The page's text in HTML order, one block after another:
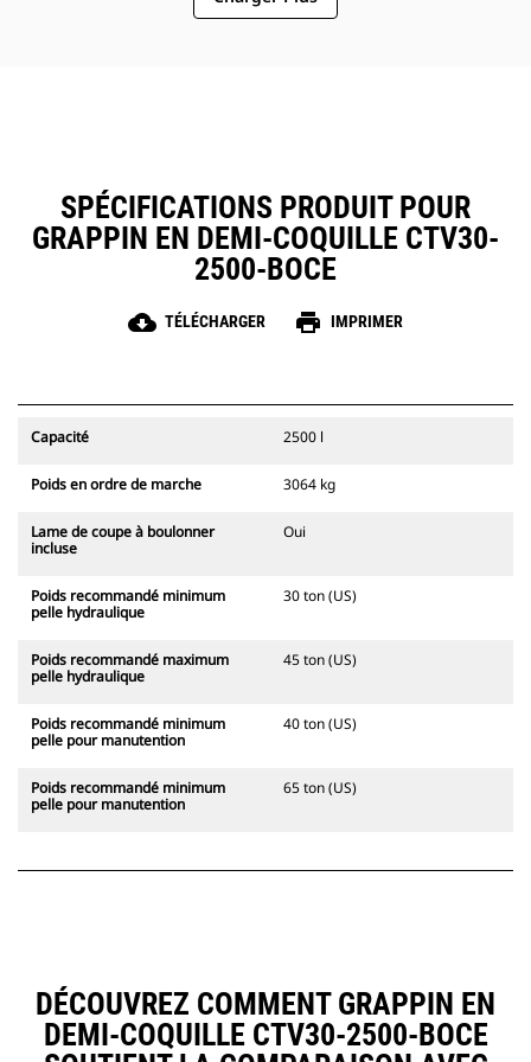
l'efficacité de la machine et du
pour terminer la tâche sans avoir
Les lames de coupe à boulonner
SPÉCIFICATIONS PRODUIT POUR
GRAPPIN EN DEMI-COQUILLE CTV30-
2500-BOCE
cloud_download TÉLÉCHARGER print IMPRIMER
Capacité 2500 l
Poids en ordre de marche 3064 kg
Lame de coupe à boulonner
incluse
Oui
Poids recommandé minimum
pelle hydraulique
30 ton (US)
Poids recommandé maximum
pelle hydraulique
45 ton (US)
Poids recommandé minimum
pelle pour manutention
40 ton (US)
Poids recommandé minimum
pelle pour manutention
65 ton (US)
DÉCOUVREZ COMMENT GRAPPIN EN
DEMI-COQUILLE CTV30-2500-BOCE